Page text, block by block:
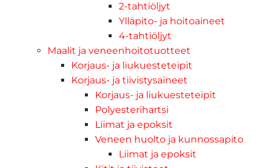
2-tahtiöljyt
Ylläpito- ja hoitoaineet
4-tahtiöljyt
Maalit ja veneenhoitotuotteet
Korjaus- ja liukuesteteipit
Korjaus- ja tiivistysaineet
Korjaus- ja liukuesteteipit
Polyesterihartsi
Liimat ja epoksit
Veneen huolto ja kunnossapito
Liimat ja epoksit